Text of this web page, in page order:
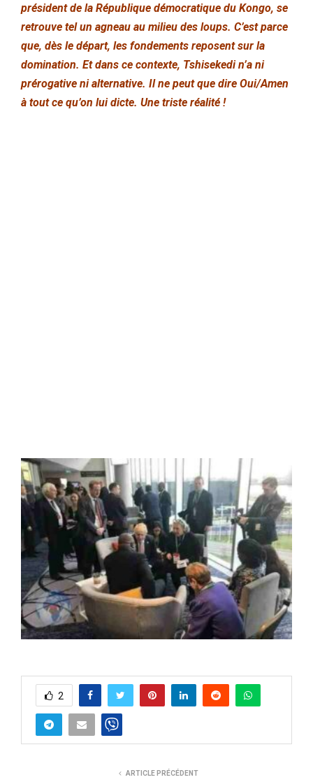
président de la République démocratique du Kongo, se
retrouve tel un agneau au milieu des loups. C’est parce
que, dès le départ, les fondements reposent sur la
domination. Et dans ce contexte, Tshisekedi n’a ni
prérogative ni alternative. Il ne peut que dire Oui/Amen
à tout ce qu’on lui dicte. Une triste réalité !
2
ARTICLE PRÉCÉDENT